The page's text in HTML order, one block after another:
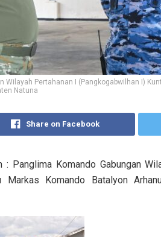
Wilayah Pertahanan I (Pangkogabwilhan I)
Natuna
Share on Facebook
: Panglima Komando Gabungan
Markas Komando Batalyon